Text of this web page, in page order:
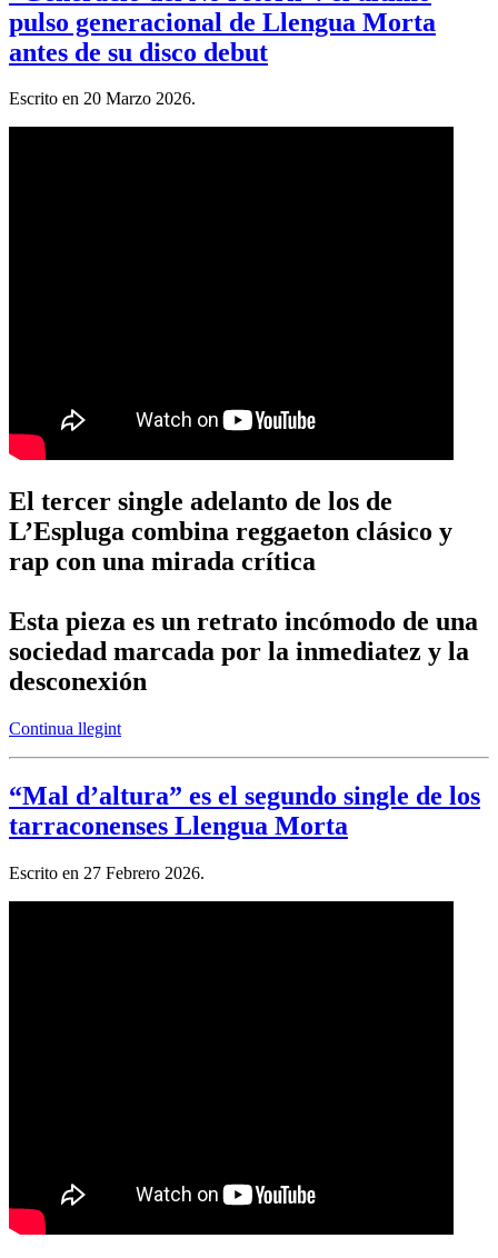
pulso generacional de Llengua Morta
antes de su disco debut
Escrito en 20 Marzo 2026.
El tercer single adelanto de los de
L’Espluga combina reggaeton clásico y
rap con una mirada crítica
Esta pieza es un retrato incómodo de una
sociedad marcada por la inmediatez y la
desconexión
Continua llegint
“Mal d’altura” es el segundo single de los
tarraconenses Llengua Morta
Escrito en 27 Febrero 2026.